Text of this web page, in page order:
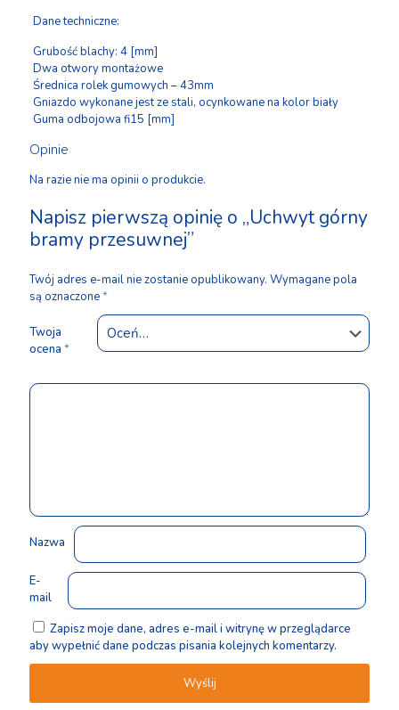
Dane techniczne:
Grubość blachy: 4 [mm]
Dwa otwory montażowe
Średnica rolek gumowych – 43mm
Gniazdo wykonane jest ze stali, ocynkowane na kolor biały
Guma odbojowa fi15 [mm]
Opinie
Na razie nie ma opinii o produkcie.
Napisz pierwszą opinię o „Uchwyt górny
bramy przesuwnej”
Twój adres e-mail nie zostanie opublikowany. Wymagane pola
są oznaczone*
Twoja
ocena *
Nazwa
E-
mail
Zapisz moje dane, adres e-mail i witrynę w przeglądarce
aby wypełnić dane podczas pisania kolejnych komentarzy.